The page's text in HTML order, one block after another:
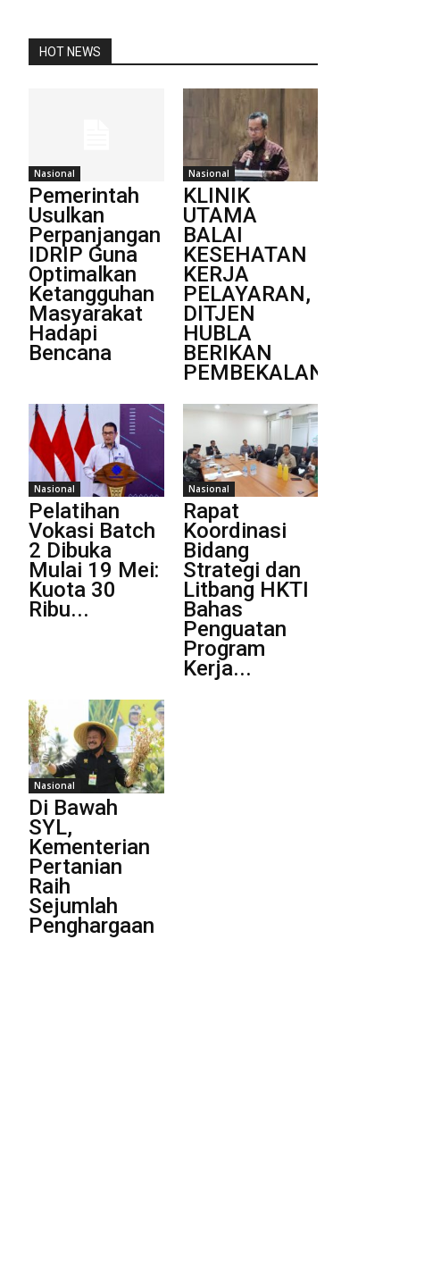
HOT NEWS
Nasional
Pemerintah
Usulkan
Perpanjangan
IDRIP Guna
Optimalkan
Ketangguhan
Masyarakat
Hadapi
Bencana
Nasional
KLINIK
UTAMA
BALAI
KESEHATAN
KERJA
PELAYARAN,
DITJEN
HUBLA
BERIKAN
PEMBEKALAN
Nasional
Pelatihan
Vokasi Batch
2 Dibuka
Mulai 19 Mei:
Kuota 30
Ribu...
Nasional
Rapat
Koordinasi
Bidang
Strategi dan
Litbang HKTI
Bahas
Penguatan
Program
Kerja...
Nasional
Di Bawah
SYL,
Kementerian
Pertanian
Raih
Sejumlah
Penghargaan